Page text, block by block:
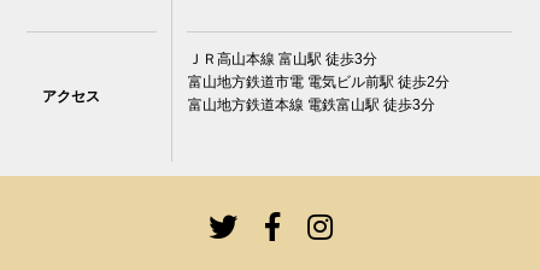
アクセス
ＪＲ高山本線 富山駅 徒歩3分
富山地方鉄道市電 電気ビル前駅 徒歩2分
富山地方鉄道本線 電鉄富山駅 徒歩3分